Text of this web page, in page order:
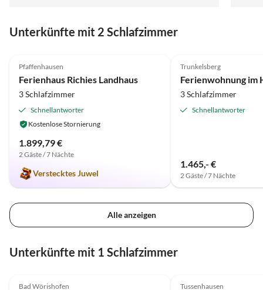
Unterkünfte mit 2 Schlafzimmer
Pfaffenhausen
Ferienhaus Richies Landhaus
3 Schlafzimmer
Schnellantworter
Kostenlose Stornierung
1.899,79 €
2 Gäste / 7 Nächte
Verstecktes Juwel
Trunkelsberg
Ferienwohnung im
3 Schlafzimmer
Schnellantworter
1.465,- €
2 Gäste / 7 Nächte
Alle anzeigen
Unterkünfte mit 1 Schlafzimmer
Bad Wörishofen Tussenhausen